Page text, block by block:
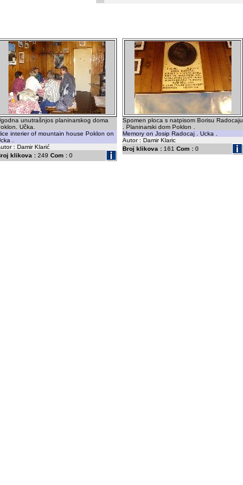
unutrašnjos planinarskog doma
Učka.
interier of mountain house Poklon on
.
: Damir Klarić
klikova : 249 Com : 0
Spomen ploca s natpisom Borisu Radocaju
. Planinarski dom Poklon .
Memory on Josip Radocaj . Ucka .
Autor : Damir Klaric
Broj klikova : 161 Com : 0